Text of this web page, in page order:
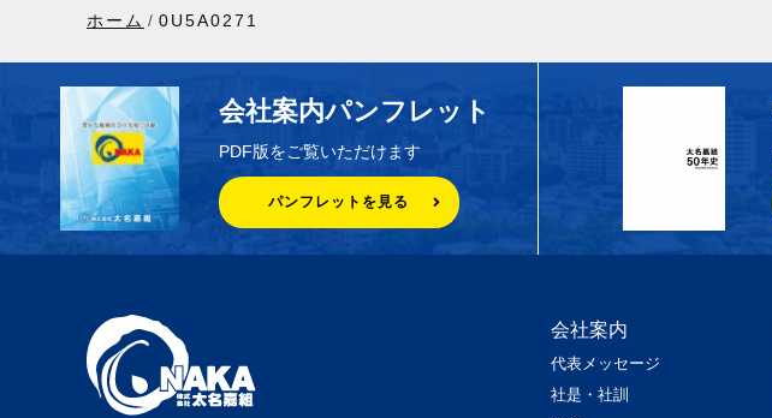
ホーム 0U5A0271
会社案内パンフレット
PDF版をご覧いただけます
パンフレットを見る
会社案内
代表メッセージ
社是・社訓